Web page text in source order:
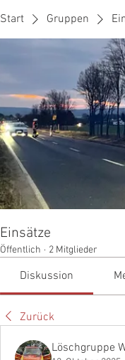
Start Gruppen
Einsätze
Öffentlich · 2 Mitglieder
Diskussion
Zurück
Löschgruppe